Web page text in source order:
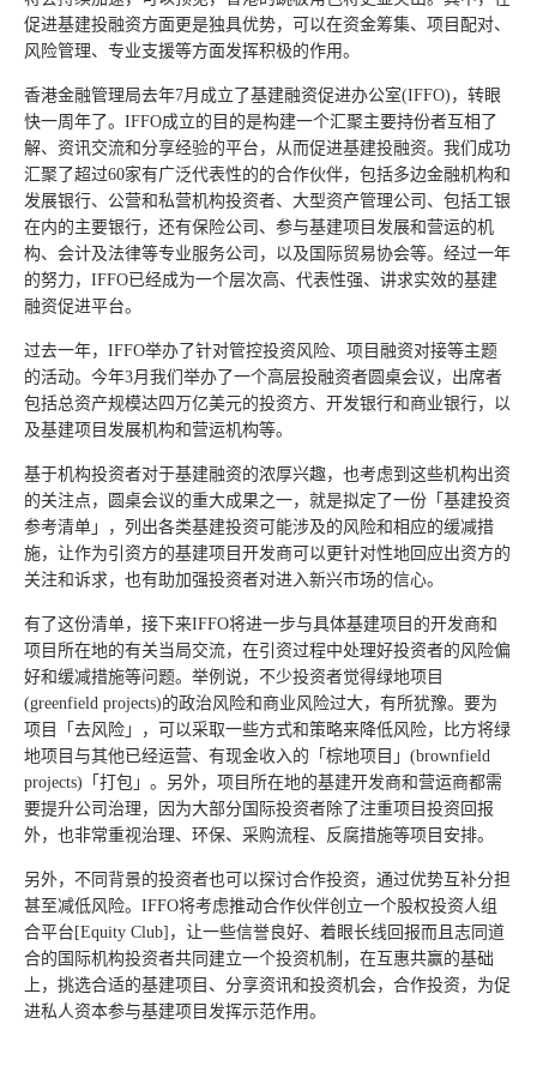
促进基建投融资方面更是独具优势，可以在资金筹集、项目配对、
风险管理、专业支援等方面发挥积极的作用。
香港金融管理局去年7月成立了基建融资促进办公室(IFFO)，转眼
快一周年了。IFFO成立的目的是构建一个汇聚主要持份者互相了
解、资讯交流和分享经验的平台，从而促进基建投融资。我们成功
汇聚了超过60家有广泛代表性的的合作伙伴，包括多边金融机构和
发展银行、公营和私营机构投资者、大型资产管理公司、包括工银
在内的主要银行，还有保险公司、参与基建项目发展和营运的机
构、会计及法律等专业服务公司，以及国际贸易协会等。经过一年
的努力，IFFO已经成为一个层次高、代表性强、讲求实效的基建
融资促进平台。
过去一年，IFFO举办了针对管控投资风险、项目融资对接等主题
的活动。今年3月我们举办了一个高层投融资者圆桌会议，出席者
包括总资产规模达四万亿美元的投资方、开发银行和商业银行，以
及基建项目发展机构和营运机构等。
基于机构投资者对于基建融资的浓厚兴趣，也考虑到这些机构出资
的关注点，圆桌会议的重大成果之一，就是拟定了一份「基建投资
参考清单」，列出各类基建投资可能涉及的风险和相应的缓减措
施，让作为引资方的基建项目开发商可以更针对性地回应出资方的
关注和诉求，也有助加强投资者对进入新兴市场的信心。
有了这份清单，接下来IFFO将进一步与具体基建项目的开发商和
项目所在地的有关当局交流，在引资过程中处理好投资者的风险偏
好和缓减措施等问题。举例说，不少投资者觉得绿地项目
(greenfield projects)的政治风险和商业风险过大，有所犹豫。要为
项目「去风险」，可以采取一些方式和策略来降低风险，比方将绿
地项目与其他已经运营、有现金收入的「棕地项目」(brownfield
projects)「打包」。另外，项目所在地的基建开发商和营运商都需
要提升公司治理，因为大部分国际投资者除了注重项目投资回报
外，也非常重视治理、环保、采购流程、反腐措施等项目安排。
另外，不同背景的投资者也可以探讨合作投资，通过优势互补分担
甚至减低风险。IFFO将考虑推动合作伙伴创立一个股权投资人组
合平台[Equity Club]，让一些信誉良好、着眼长线回报而且志同道
合的国际机构投资者共同建立一个投资机制，在互惠共赢的基础
上，挑选合适的基建项目、分享资讯和投资机会，合作投资，为促
进私人资本参与基建项目发挥示范作用。